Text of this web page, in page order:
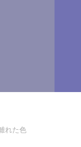
れた色